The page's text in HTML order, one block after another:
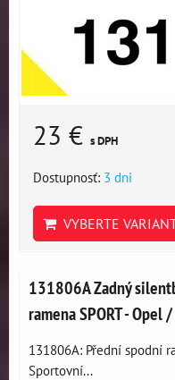
23 € s DPH
Dostupnosť: 3 dni
VYBERTE
131806A Zadný
ramena SPORT -
131806A: Přední spodní
Sportovní...